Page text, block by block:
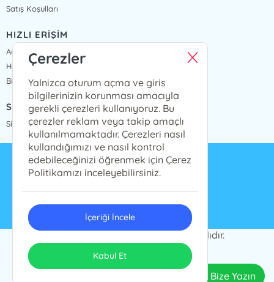
Satış Koşulları
HIZLI ERİŞİM
Anasayfa
Hakkımızda
Bize Ulaşın
SİPARİŞ TAKİP
Sipariş Takip
info@presstij.com.tr
0262 606 06 59
PRESSTİJ © 2024 Tüm Hakları Saklıdır.
Tasarım & Uygulama
Bize Yazın
Çerezler
Yalnizca oturum açma ve giris
bilgilerinizin korunması amacıyla
gerekli çerezleri kullanıyoruz. Bu
çerezler reklam veya takip amaçlı
kullanılmamaktadır. Çerezleri nasıl
kullandığımızı ve nasıl kontrol
edebileceğinizi öğrenmek için Çerez
Politikamızı inceleyebilirsiniz.
İçeriği İncele
Kabul Et